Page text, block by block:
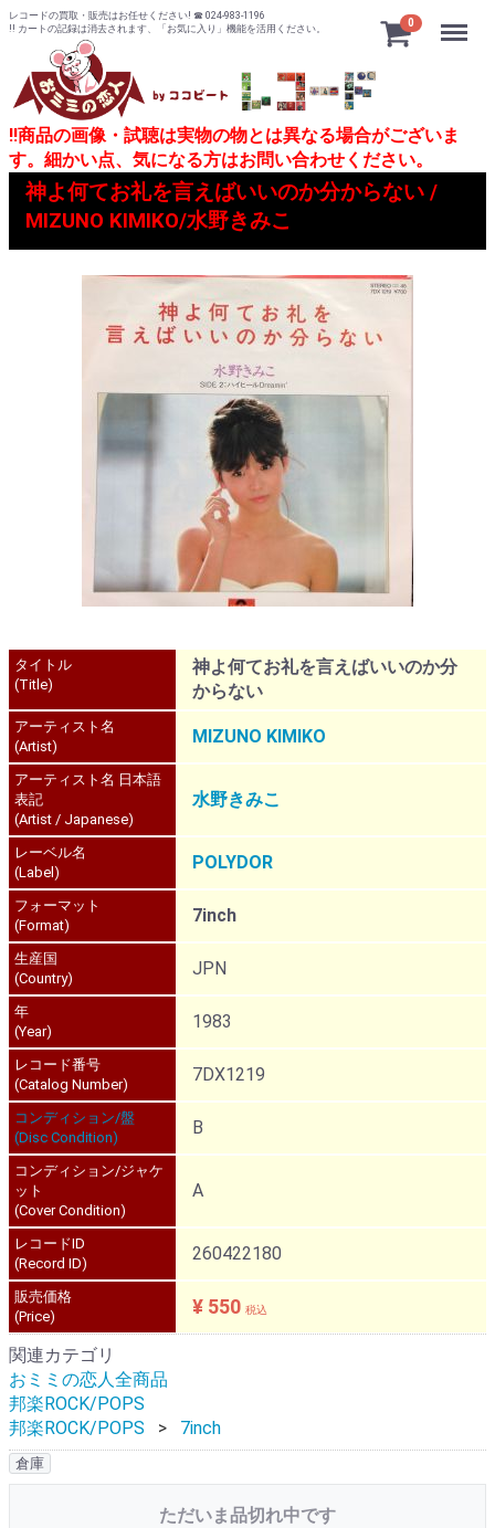
レコードの買取・販売はお任せください! ☎ 024-983-1196
!! カートの記録は消去されます、「お気に入り」機能を活用ください。
0 Menu
!!商品の画像・試聴は実物の物とは異なる場合がございま
す。細かい点、気になる方はお問い合わせください。
神よ何てお礼を言えばいいのか分からない /
MIZUNO KIMIKO/水野きみこ
タイトル
(Title)
神よ何てお礼を言えばいいのか分
からない
アーティスト名
(Artist)
MIZUNO KIMIKO
アーティスト名 日本語
表記
(Artist / Japanese)
水野きみこ
レーベル名
(Label)
POLYDOR
フォーマット
(Format)
7inch
生産国
(Country)
JPN
年
(Year)
1983
レコード番号
(Catalog Number)
7DX1219
コンディション/盤
(Disc Condition)
B
コンディション/ジャケ
ット
(Cover Condition)
A
レコードID
(Record ID)
260422180
販売価格
(Price)
¥ 550 税込
関連カテゴリ
おミミの恋人全商品
邦楽ROCK/POPS
邦楽ROCK/POPS
7inch
倉庫
ただいま品切れ中です